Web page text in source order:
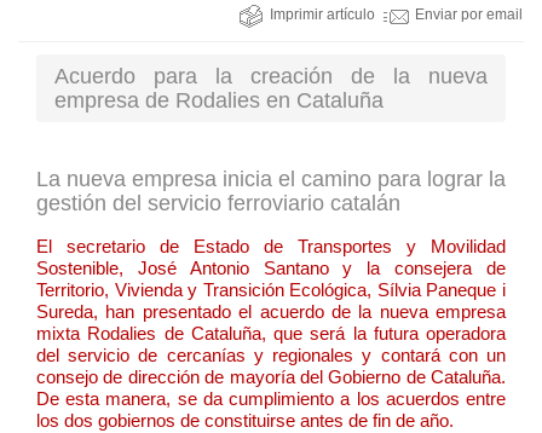
Imprimir artículo Enviar por email
Acuerdo para la creación de la nueva
empresa de Rodalies en Cataluña
La nueva empresa inicia el camino para lograr la
gestión del servicio ferroviario catalán
El secretario de Estado de Transportes y Movilidad
Sostenible, José Antonio Santano y la consejera de
Territorio, Vivienda y Transición Ecológica, Sílvia Paneque i
Sureda, han presentado el acuerdo de la nueva empresa
mixta Rodalies de Cataluña, que será la futura operadora
del servicio de cercanías y regionales y contará con un
consejo de dirección de mayoría del Gobierno de Cataluña.
De esta manera, se da cumplimiento a los acuerdos entre
los dos gobiernos de constituirse antes de fin de año.